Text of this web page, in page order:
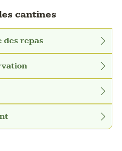
cantines
des repas